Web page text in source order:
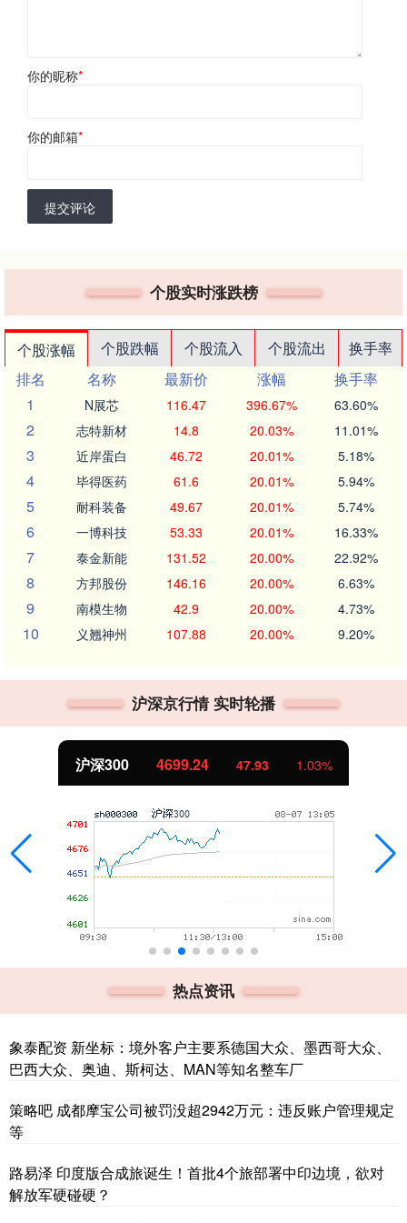
你的昵称*
你的邮箱*
提交评论
个股实时涨跌榜
个股涨幅 个股跌幅 个股流入 个股流出
换手率
排名
名称 最新价 涨幅
换手率
1
N展芯 116.47 396.67% 63.60%
2 志特新材 14.8 20.03% 11.01%
3 近岸蛋白 46.72 20.01% 5.18%
4 毕得医药 61.6 20.01% 5.94%
5 耐科装备 49.67 20.01% 5.74%
6 一博科技 53.33 20.01% 16.33%
7 泰金新能 131.52 20.00% 22.92%
8 方邦股份 146.16 20.00% 6.63%
9 南模生物 42.9 20.00% 4.73%
10 义翘神州 107.88 20.00% 9.20%
沪深京行情 实时轮播
沪深300 4699.24 47.93 1.03%
热点资讯
象泰配资 新坐标：境外客户主要系德国大众、墨西哥大众、
巴西大众、奥迪、斯柯达、MAN等知名整车厂
策略吧 成都摩宝公司被罚没超2942万元：违反账户管理规定
等
路易泽 印度版合成旅诞生！首批4个旅部署中印边境，欲对
解放军硬碰硬？